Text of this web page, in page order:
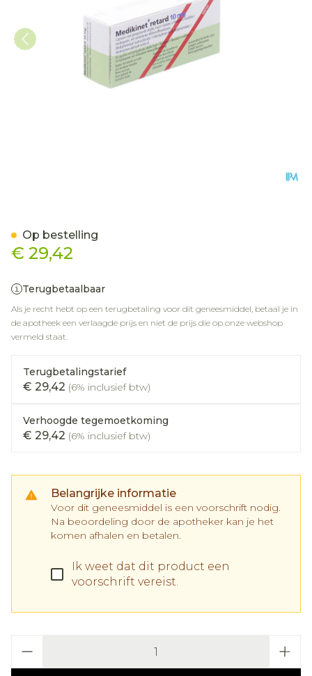
€ 29,42
Terugbetaalbaar
Als je recht hebt op een terugbetaling voor dit geneesmiddel, betaal je in
de apotheek een verlaagde prijs en niet de prijs die op onze webshop
vermeld staat.
Terugbetalingstarief
€ 29,42 (6% inclusief btw)
Verhoogde tegemoetkoming
€ 29,42 (6% inclusief btw)
Belangrijke informatie
Voor dit geneesmiddel is een voorschrift nodig.
Na beoordeling door de apotheker kan je het
komen afhalen en betalen.
Ik weet dat dit product een
voorschrift vereist.
Op bestelling